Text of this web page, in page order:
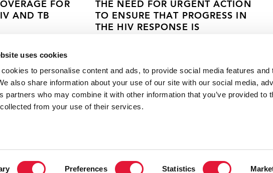
uses cookies
to personalise content and ads, to provide social media features and
also share information about your use of our site with our social media,
partners who may combine it with other information that you’ve provided to
collected from your use of their services.
Preferences Statistics
FOR
AND TB
THE NEED FOR URGENT ACTION
TO ENSURE THAT PROGRESS IN
THE HIV RESPONSE IS